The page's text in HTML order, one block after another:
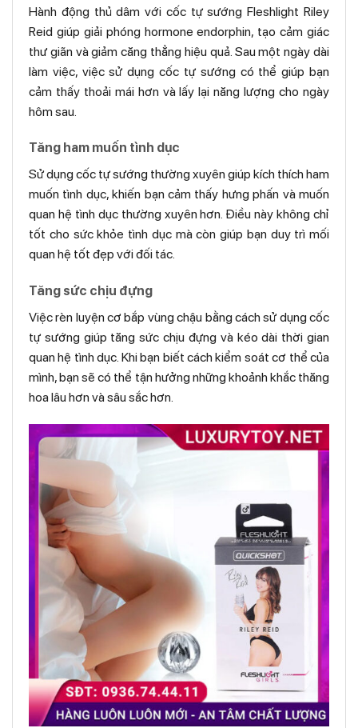
Hành động thủ dâm với cốc tự sướng Fleshlight Riley
Reid giúp giải phóng hormone endorphin, tạo cảm giác
thư giãn và giảm căng thẳng hiệu quả. Sau một ngày dài
làm việc, việc sử dụng cốc tự sướng có thể giúp bạn
cảm thấy thoải mái hơn và lấy lại năng lượng cho ngày
hôm sau.
Tăng ham muốn tình dục
Sử dụng cốc tự sướng thường xuyên giúp kích thích ham
muốn tình dục, khiến bạn cảm thấy hưng phấn và muốn
quan hệ tình dục thường xuyên hơn. Điều này không chỉ
tốt cho sức khỏe tình dục mà còn giúp bạn duy trì mối
quan hệ tốt đẹp với đối tác.
Tăng sức chịu đựng
Việc rèn luyện cơ bắp vùng chậu bằng cách sử dụng cốc
tự sướng giúp tăng sức chịu đựng và kéo dài thời gian
quan hệ tình dục. Khi bạn biết cách kiểm soát cơ thể của
mình, bạn sẽ có thể tận hưởng những khoảnh khắc thăng
hoa lâu hơn và sâu sắc hơn.